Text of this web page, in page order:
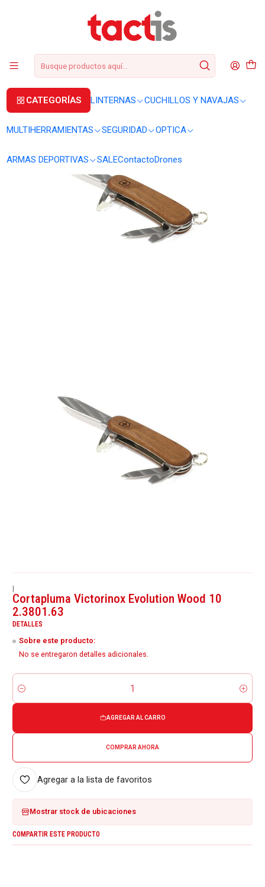
CATEGORÍAS LINTERNAS CUCHILLOS Y NAVAJAS
MULTIHERRAMIENTAS SEGURIDAD OPTICA
ARMAS DEPORTIVAS SALEContactoDrones
+56 2 3224 9572 +569 62369815
CUCHILLOS Y NAVAJAS
CORTAPLUMAS
Cortapluma Victorinox Evolution Wood 10 2.3801.63
|
Cortapluma Victorinox Evolution Wood 10
2.3801.63
DETALLES
Sobre este producto:
No se entregaron detalles adicionales.
Cantidad
AGREGAR AL CARRO
COMPRAR AHORA
Agregar a la lista de favoritos
Mostrar stock de ubicaciones
COMPARTIR ESTE PRODUCTO